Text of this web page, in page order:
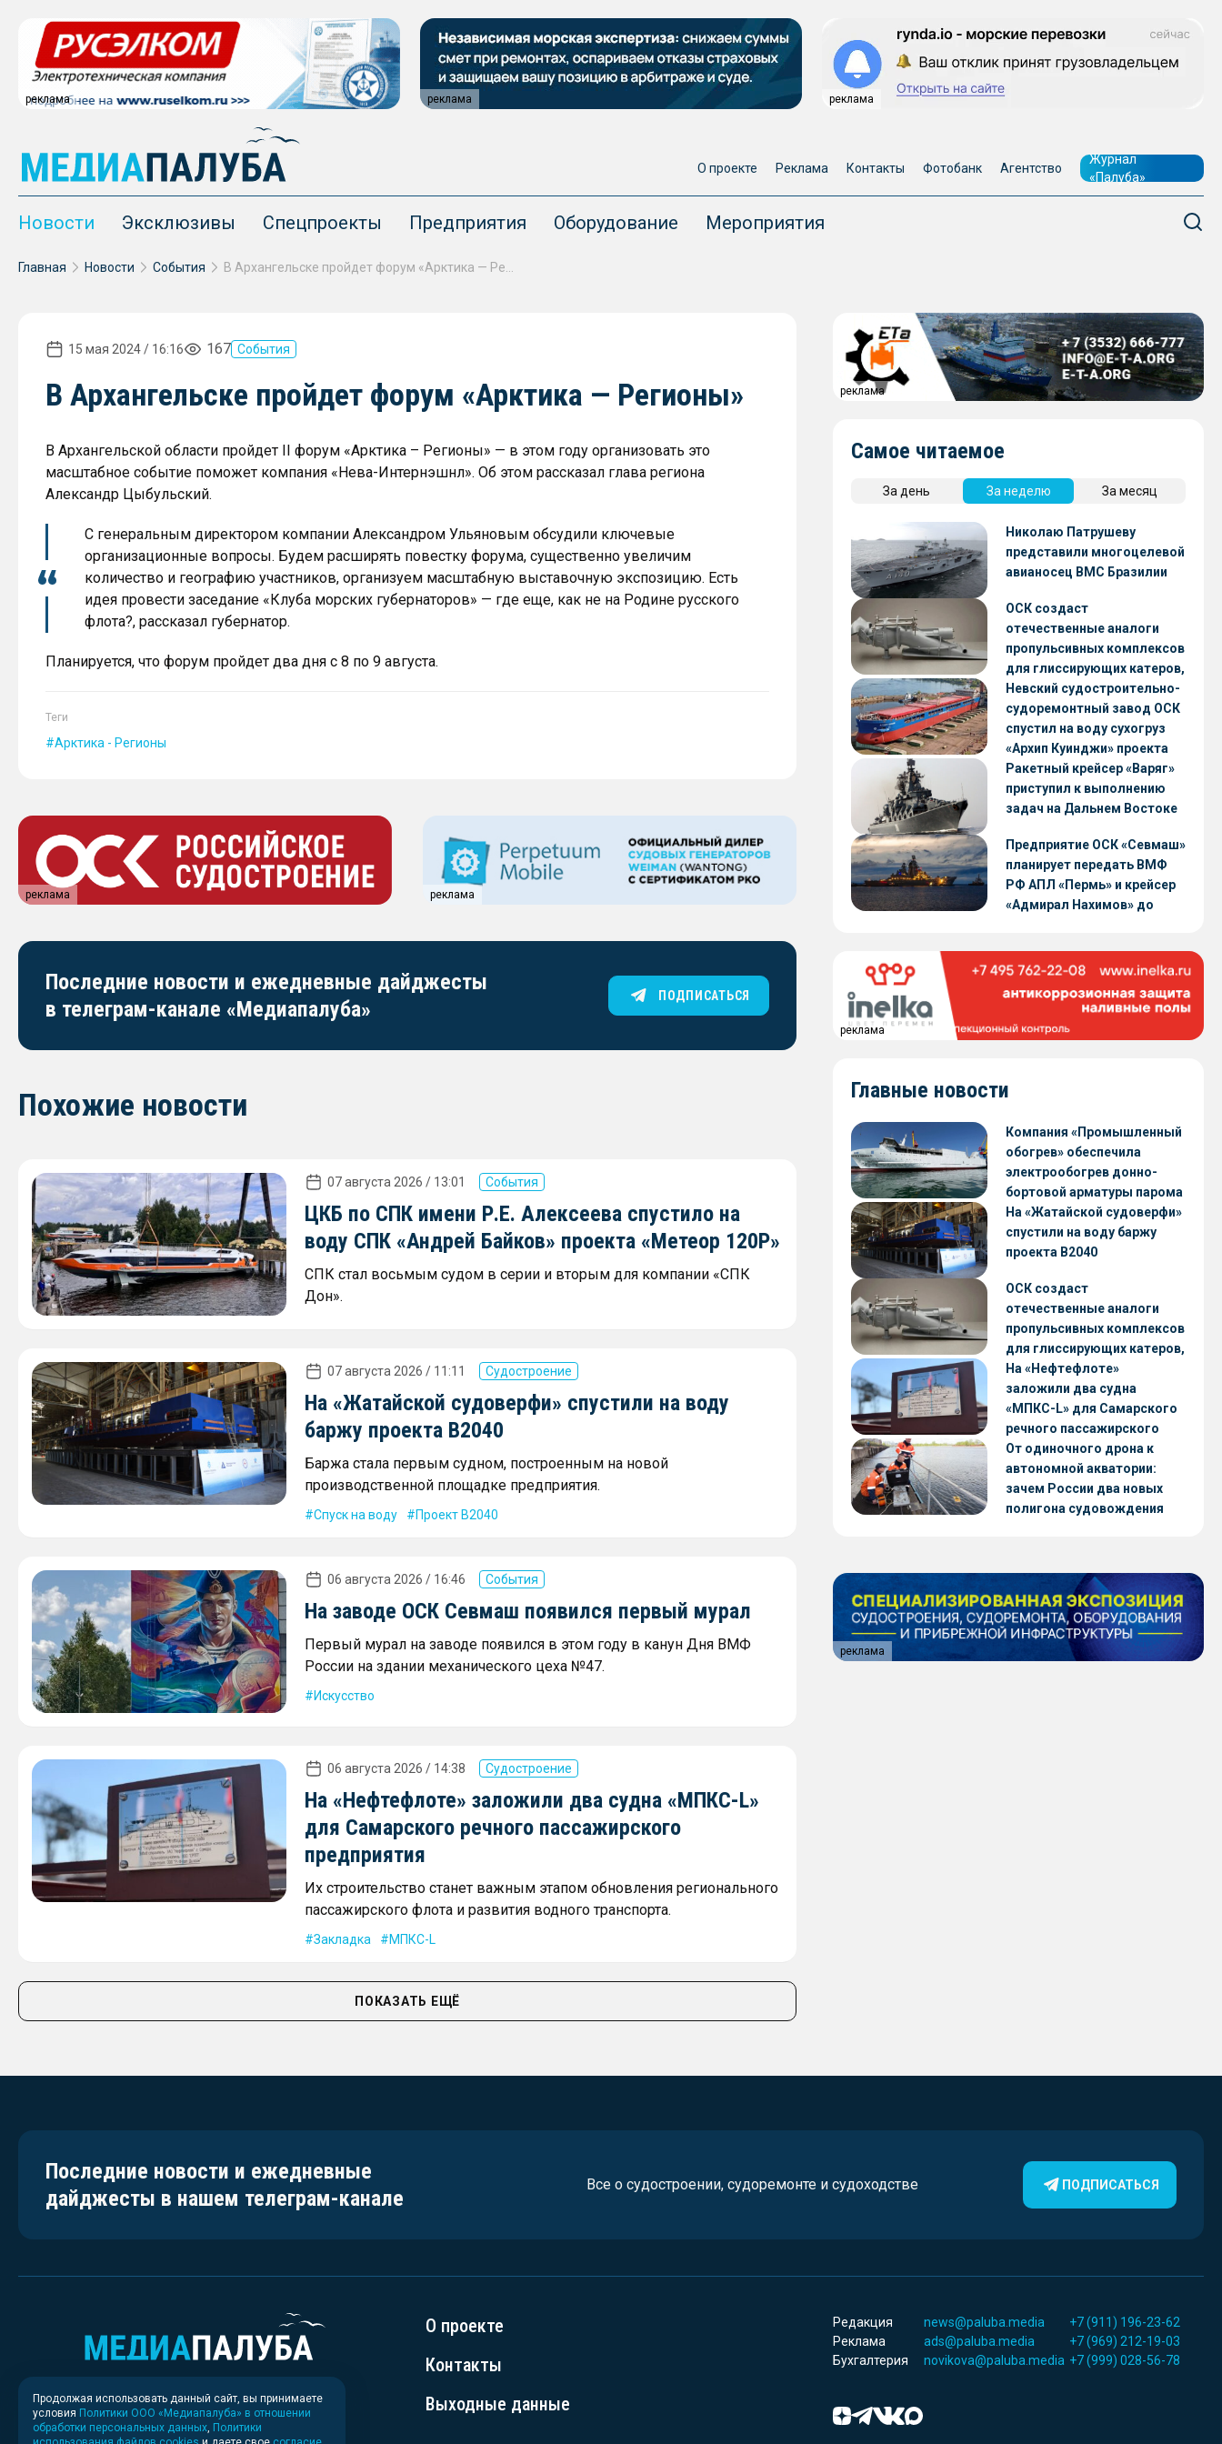
реклама реклама реклама
О проекте Реклама Контакты Фотобанк Агентство
Журнал
«Палуба»
Новости Эксклюзивы Спецпроекты Предприятия Оборудование Мероприятия
Главная Новости События
15 мая 2024 / 16:16 167 События
В Архангельске пройдет форум «Арктика — Регионы»
В Архангельской области пройдет II форум «Арктика – Регионы» — в этом году организовать это
масштабное событие поможет компания «Нева-Интернэшнл». Об этом рассказал глава региона
Александр Цыбульский.
С генеральным директором компании Александром Ульяновым обсудили ключевые
организационные вопросы. Будем расширять повестку форума, существенно увеличим
количество и географию участников, организуем масштабную выставочную экспозицию. Есть
идея провести заседание «Клуба морских губернаторов» — где еще, как не на Родине русского
флота?, рассказал губернатор.
Планируется, что форум пройдет два дня с 8 по 9 августа.
Теги
Арктика - Регионы
реклама реклама
Последние новости и ежедневные дайджесты
в телеграм-канале «Медиапалуба»
ПОДПИСАТЬСЯ
Похожие новости
07 августа 2026 / 13:01 События
ЦКБ по СПК имени Р.Е. Алексеева спустило на
воду СПК «Андрей Байков» проекта «Метеор 120Р»
СПК стал восьмым судом в серии и вторым для компании «СПК
Дон».
07 августа 2026 / 11:11 Судостроение
На «Жатайской судоверфи» спустили на воду
баржу проекта В2040
Баржа стала первым судном, построенным на новой
производственной площадке предприятия.
Спуск на воду Проект В2040
06 августа 2026 / 16:46 События
На заводе ОСК Севмаш появился первый мурал
Первый мурал на заводе появился в этом году в канун Дня ВМФ
России на здании механического цеха №47.
Искусство
06 августа 2026 / 14:38 Судостроение
На «Нефтефлоте» заложили два судна «МПКС-L»
для Самарского речного пассажирского
предприятия
Их строительство станет важным этапом обновления регионального
пассажирского флота и развития водного транспорта.
Закладка МПКС-L
ПОКАЗАТЬ ЕЩЁ
реклама
Самое читаемое
За день За неделю За месяц
Николаю Патрушеву
представили многоцелевой
авианосец ВМС Бразилии
ОСК создаст
отечественные аналоги
пропульсивных комплексов
для глиссирующих катеров,
скоростных судов и судов с
малой осадкой
Невский судостроительно-
судоремонтный завод ОСК
спустил на воду сухогруз
«Архип Куинджи» проекта
RSD59
Ракетный крейсер «Варяг»
приступил к выполнению
задач на Дальнем Востоке
Предприятие ОСК «Севмаш»
планирует передать ВМФ
РФ АПЛ «Пермь» и крейсер
«Адмирал Нахимов» до
реклама
Главные новости
Компания «Промышленный
обогрев» обеспечила
электрообогрев донно-
бортовой арматуры парома
«Петропавловск» проекта
CNF22
На «Жатайской судоверфи»
спустили на воду баржу
проекта В2040
ОСК создаст
отечественные аналоги
пропульсивных комплексов
для глиссирующих катеров,
скоростных судов и судов с
малой осадкой
На «Нефтефлоте»
заложили два судна
«МПКС-L» для Самарского
речного пассажирского
предприятия
От одиночного дрона к
автономной акватории:
зачем России два новых
полигона судовождения
реклама
Последние новости и ежедневные
дайджесты в нашем телеграм-канале
Все о судостроении, судоремонте и судоходстве ПОДПИСАТЬСЯ
О проекте
Контакты
Выходные данные
Редакция news@paluba.media
+7 (911) 196-23-62
Реклама
ads@paluba.media
+7 (969) 212-19-03
Бухгалтерия
novikova@paluba.media +7 (999) 028-56-78
Продолжая использовать данный сайт, вы принимаете
условия Политики ООО «Медиапалуба» в отношении
обработки персональных данных Политики